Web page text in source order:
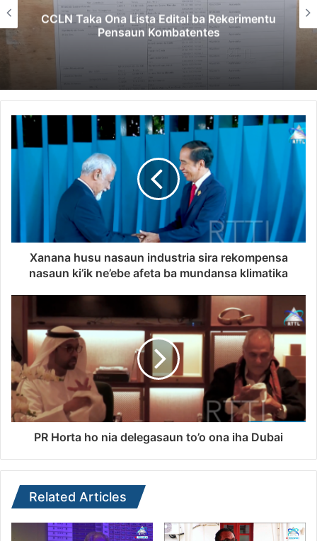
CCLN Taka Ona Lista Edital ba Rekerimentu
Pensaun Kombatentes
Xanana husu nasaun industria sira rekompensa
nasaun ki’ik ne’ebe afeta ba mundansa klimatika
PR Horta ho nia delegasaun to’o ona iha Dubai
Related Articles